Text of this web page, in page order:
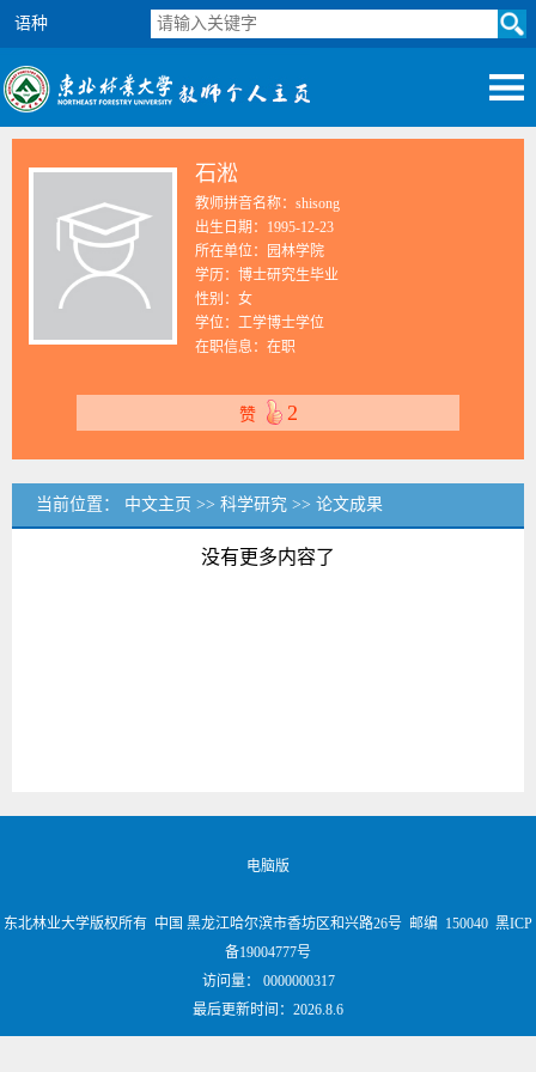
语种
石淞
教师拼音名称：shisong
出生日期：1995-12-23
所在单位：园林学院
学历：博士研究生毕业
性别：女
学位：工学博士学位
在职信息：在职
赞 2
当前位置： 中文主页 >> 科学研究 >> 论文成果
没有更多内容了
电脑版
东北林业大学版权所有 中国 黑龙江哈尔滨市香坊区和兴路26号 邮编 150040 黑ICP
备19004777号
访问量： 0000000317
最后更新时间： 2026.8.6